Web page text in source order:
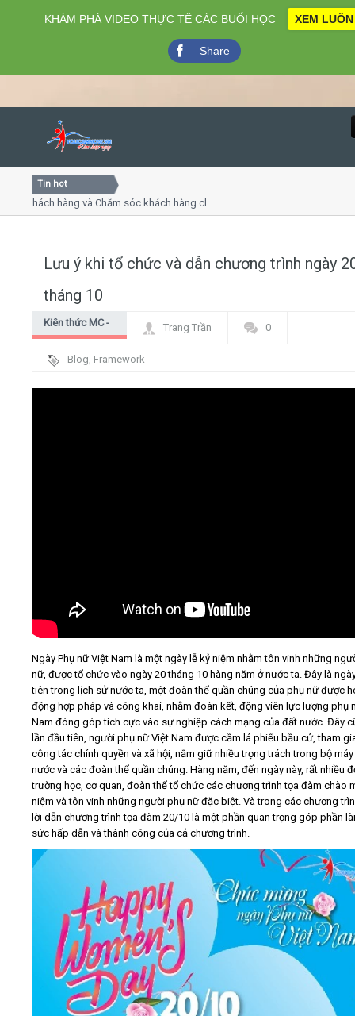
Close
Home
Video
Tin hot
hàng và Chăm sóc khách hàng chuyên nghiệp
Lưu ý khi tổ chức và dẫn chương trình ngày
tháng 10
Kiên thức MC -
trình
Trang Trần 0
Blog, Framework
Ngày Phụ nữ Việt Nam là một ngày lễ kỷ niệm nhằm tôn vinh những
nữ, được tổ chức vào ngày 20 tháng 10 hàng năm ở nước ta. Đây là
tiên trong lịch sử nước ta, một đoàn thể quần chúng của phụ nữ được
động hợp pháp và công khai, nhằm đoàn kết, động viên lực lượng phụ
Nam đóng góp tích cực vào sự nghiệp cách mạng của đất nước. Đây
lần đầu tiên, người phụ nữ Việt Nam được cầm lá phiếu bầu cử, tham
công tác chính quyền và xã hội, nắm giữ nhiều trọng trách trong bộ máy
nước và các đoàn thể quần chúng. Hàng năm, đến ngày này, rất nhiều
trường học, cơ quan, đoàn thể tổ chức các chương trình tọa đàm chào
niệm và tôn vinh những người phụ nữ đặc biệt. Và trong các chương
lời dẫn chương trình tọa đàm 20/10 là một phần quan trọng góp phần
sức hấp dẫn và thành công của cả chương trình.
KHÁM PHÁ VIDEO THỰC TẾ CÁC BUỔI HỌC XEM LUÔN
Share